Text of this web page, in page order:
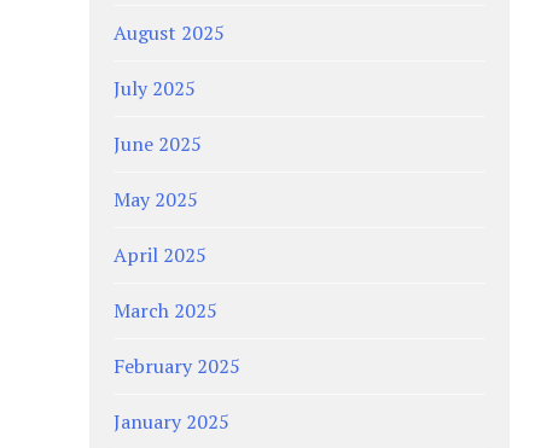
August 2025
July 2025
June 2025
May 2025
April 2025
March 2025
February 2025
January 2025